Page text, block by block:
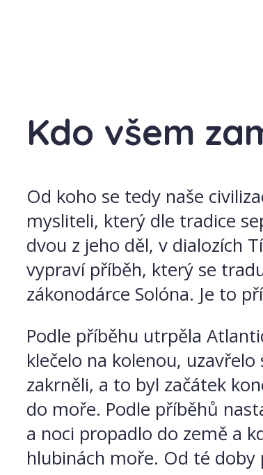
Kdo všem
Od koho se tedy naše
mysliteli, který dle tradice
dvou z jeho děl, v dialozích
vypraví příběh, který se
zákonodárce Solóna. Je to
Podle příběhu utrpěla
klečelo na kolenou,
zakrněli, a to byl začátek
do moře. Podle příběhů
a noci propadlo do země a
hlubinách moře. Od té doby